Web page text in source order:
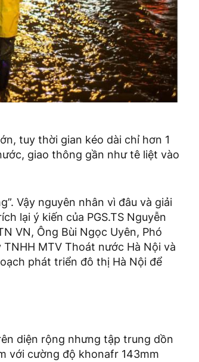
tuy thời gian kéo dài chỉ hơn 1
giao thông gần như tê liệt vào
Vậy nguyên nhân vì đâu và giải
lại ý kiến của PGS.TS Nguyễn
VN, Ông Bùi Ngọc Uyên, Phó
MTV Thoát nước Hà Nội và
phát triển đô thị Hà Nội để
diện rộng nhưng tập trung dồn
với cường độ khonafr 143mm